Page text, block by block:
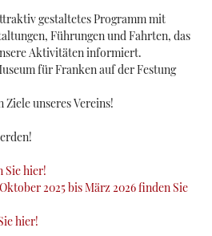
gestaltetes Programm mit
Führungen und Fahrten, das
Aktivitäten informiert.
für Franken auf der Festung
unseres Vereins!
Sie hier!
2025 bis März 2026 finden Sie
hier!